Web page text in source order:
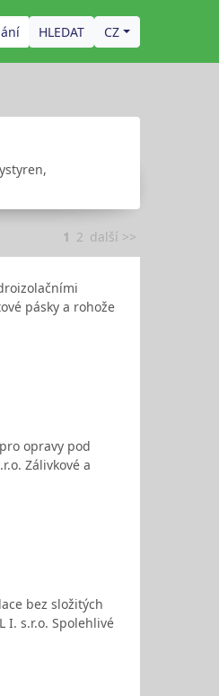
CZ
1 2 další >>
pásky a rohože
opravy pod
Zálivkové a
bez složitých
I. s.r.o. Spolehlivé